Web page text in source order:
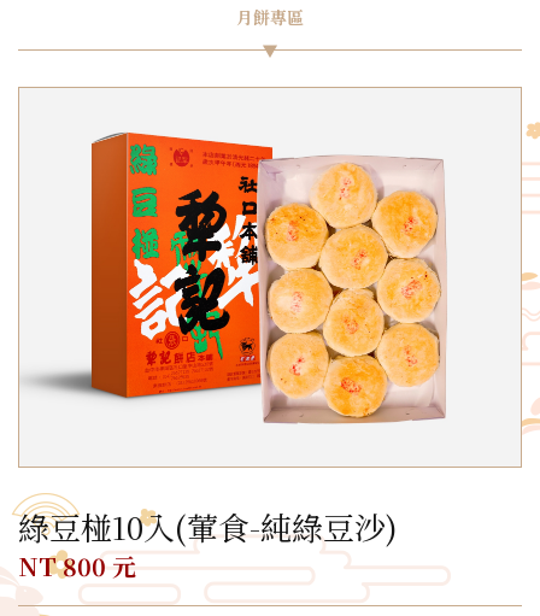
月餅專區
綠豆椪10入(葷食-純綠豆沙)
NT 800 元